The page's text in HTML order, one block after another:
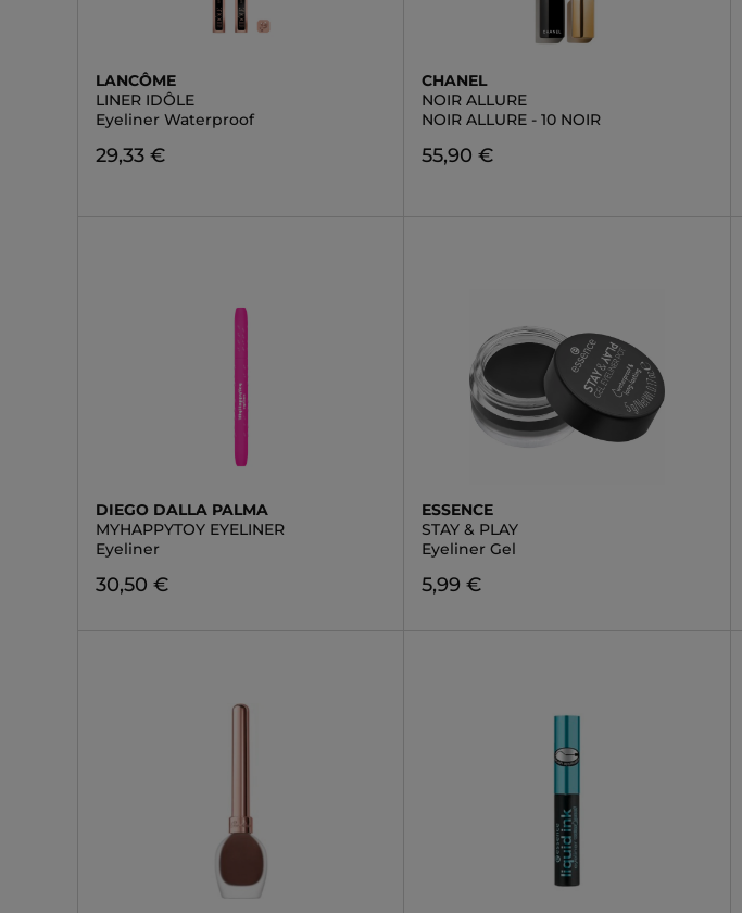
LANCÔME
LINER IDÔLE
Eyeliner Waterproof
29,33 €
CHANEL
NOIR ALLURE
NOIR ALLURE - 10 NOIR
55,90 €
DIEGO DALLA PALMA
MYHAPPYTOY EYELINER
Eyeliner
30,50 €
ESSENCE
STAY & PLAY
Eyeliner Gel
5,99 €